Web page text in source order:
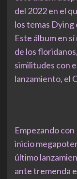
del 2022 en el
los temas
Este álbum en
de los
similitudes con
lanzamiento, el
Empezando
inicio
último
ante tremenda